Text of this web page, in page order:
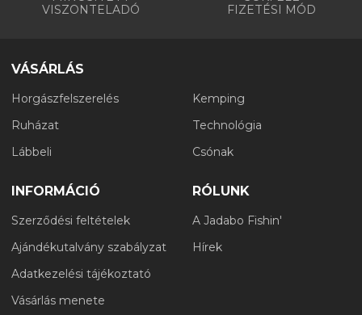
VISZONTELADÓ
FIZETÉSI MÓD
VÁSÁRLÁS
Horgászfelszerelés
Ruházat
Lábbeli
Kemping
Technológia
Csónak
INFORMÁCIÓ
Szerződési feltételek
Ajándékutalvány szabályzat
Adatkezelési tájékoztató
Vásárlás menete
RÓLUNK
A Jadabo Fishin'
Hírek